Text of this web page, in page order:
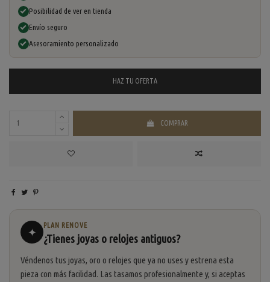
Posibilidad de ver en tienda
Envío seguro
Asesoramiento personalizado
HAZ TU OFERTA
COMPRAR
✦
PLAN RENOVE
¿Tienes joyas o relojes antiguos?
Véndenos tus joyas, oro o relojes que ya no uses y estrena esta
pieza con más facilidad. Las tasamos profesionalmente y, si aceptas